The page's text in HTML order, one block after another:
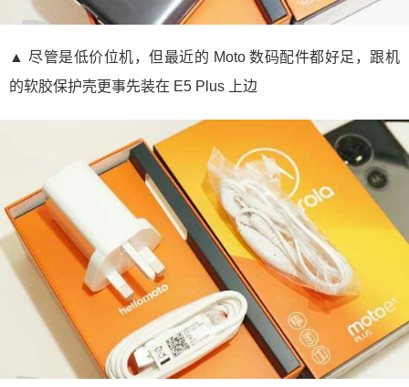
▲ 尽管是低价位机，但最近的 Moto 数码配件都好足，跟机
的软胶保护壳更事先装在 E5 Plus 上边